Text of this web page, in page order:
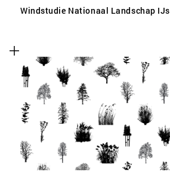
Windstudie Nationaal Landschap